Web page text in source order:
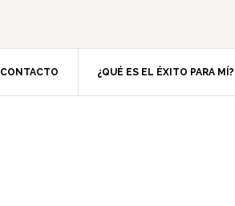
CONTACTO ¿QUÉ ES EL ÉXITO PARA MÍ?